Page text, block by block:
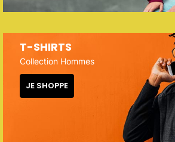
T-SHIRTS
Collection Hommes
JE SHOPPE